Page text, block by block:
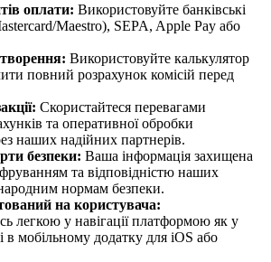
оплати: Використовуйте банківські
Maestro), SEPA, Apple Pay або
Використовуйте калькулятор
повний розрахунок комісій перед
Скористайтеся перевагами
та оперативної обробки
наших надійних партнерів.
безпеки: Ваша інформація захищена
та відповідністю наших
нормам безпеки.
на користувача:
легкою у навігації платформою як у
і в мобільному додатку для iOS або